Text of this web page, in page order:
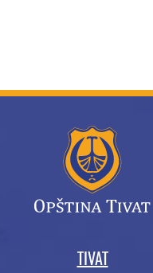
TIVAT